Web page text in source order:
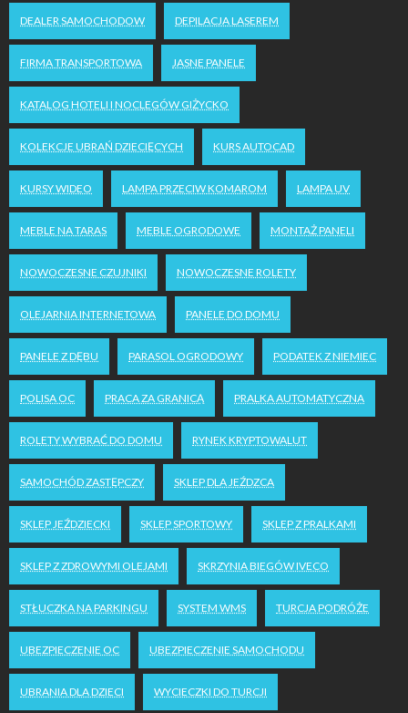
DEALER SAMOCHODOW DEPILACJA LASEREM
FIRMA TRANSPORTOWA JASNE PANELE
KATALOG HOTELI I NOCLEGÓW GIŻYCKO
KOLEKCJE UBRAŃ DZIECIĘCYCH KURS AUTOCAD
KURSY WIDEO LAMPA PRZECIW KOMAROM LAMPA UV
MEBLE NA TARAS MEBLE OGRODOWE MONTAŻ PANELI
NOWOCZESNE CZUJNIKI NOWOCZESNE ROLETY
OLEJARNIA INTERNETOWA PANELE DO DOMU
PANELE Z DĘBU PARASOL OGRODOWY PODATEK Z NIEMIEC
POLISA OC PRACA ZA GRANICĄ PRALKA AUTOMATYCZNA
ROLETY WYBRAĆ DO DOMU RYNEK KRYPTOWALUT
SAMOCHÓD ZASTĘPCZY SKLEP DLA JEŹDZCA
SKLEP JEŹDZIECKI SKLEP SPORTOWY SKLEP Z PRALKAMI
SKLEP Z ZDROWYMI OLEJAMI SKRZYNIA BIEGÓW IVECO
STŁUCZKA NA PARKINGU SYSTEM WMS TURCJA PODRÓŻE
UBEZPIECZENIE OC UBEZPIECZENIE SAMOCHODU
UBRANIA DLA DZIECI WYCIECZKI DO TURCJI